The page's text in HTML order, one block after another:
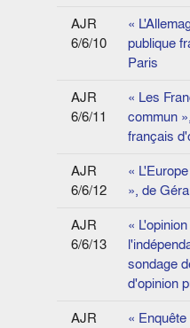
AJR
6/6/10
«
publique
Paris
AJR
6/6/11
« Les
commun
français
AJR
6/6/12
«
», de
AJR
6/6/13
«
sondage
d'opinion
AJR
«